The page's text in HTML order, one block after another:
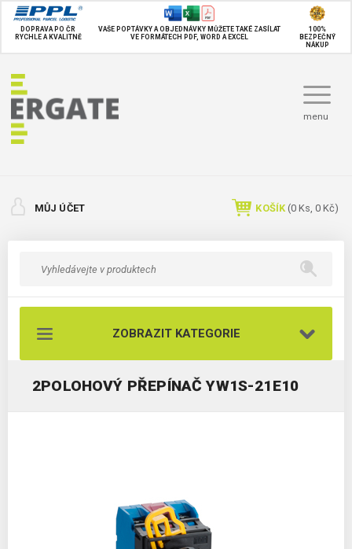
DOPRAVA PO ČR
RYCHLE A KVALITNĚ
VAŠE POPTÁVKY A OBJEDNÁVKY MŮŽETE TAKÉ ZASÍLAT
VE FORMÁTECH PDF, WORD A EXCEL
100%
BEZPEČNÝ
NÁKUP
menu
MŮJ ÚČET KOŠÍK (0 Ks, 0 Kč)
ZOBRAZIT KATEGORIE
2POLOHOVÝ PŘEPÍNAČ YW1S-21E10